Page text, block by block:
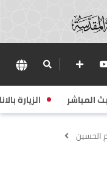
المباشر الزيارة
الحسين